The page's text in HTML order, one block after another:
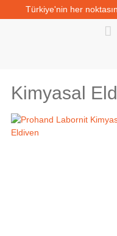
Türkiye'nin her
Kimyasal